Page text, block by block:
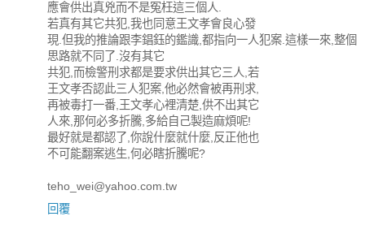
應會供出真兇而不是冤枉這三個人.
若真有其它共犯,我也同意王文孝會良心發
現.但我的推論跟李錩鈺的鑑識,都指向一人犯案.這樣一來,整個
思路就不同了.沒有其它
共犯,而檢警刑求都是要求供出其它三人,若
王文孝否認此三人犯案,他必然會被再刑求,
再被毒打一番,王文孝心裡清楚,供不出其它
人來,那何必多折騰,多給自己製造麻煩呢!
最好就是都認了,你說什麼就什麼,反正他也
不可能翻案逃生,何必瞎折騰呢?
teho_wei@yahoo.com.tw
回覆